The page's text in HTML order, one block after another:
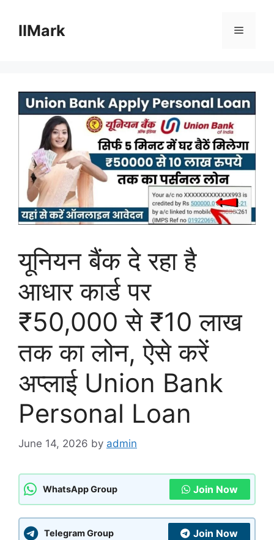
contentIIMark Menu
यूनियन बैंक दे रहा है
आधार कार्ड पर
₹50,000 से ₹10 लाख
तक का लोन, ऐसे करें
अप्लाई Union Bank
Personal Loan
June 14, 2026 by admin
WhatsApp Group Join Now
Telegram Group Join Now